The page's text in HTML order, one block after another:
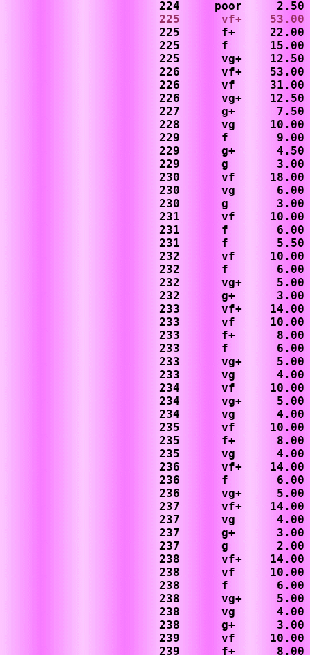
225      vf+    53.00
225      f+     22.00
225      f      15.00
225      vg+    12.50
226      vf+    53.00
226      vf     31.00
226      vg+    12.50
227      g+      7.50
228      vg     10.00
229      f       9.00
229      g+      4.50
229      g       3.00
230      vf     18.00
230      vg      6.00
230      g       3.00
231      vf     10.00
231      f       6.00
231      f
232      vf     10.00
232      f       6.00
232      vg+     5.00
232      g+      3.00
233      vf+    14.00
233      vf     10.00
233      f+      8.00
233      f       6.00
233      vg+     5.00
233      vg      4.00
234      vf     10.00
234      vg+     5.00
234      vg      4.00
235      vf     10.00
235      f+      8.00
235      vg      4.00
236      vf+    14.00
236      f       6.00
236      vg+     5.00
237      vf+    14.00
237      vg      4.00
237      g+      3.00
237      g       2.00
238      vf+    14.00
238      vf     10.00
238      f       6.00
238      vg+     5.00
238      vg      4.00
238      g+      3.00
239      vf     10.00
239      f+      8.00